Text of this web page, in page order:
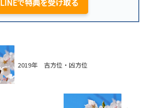
LINEで特典を受け取る
2019年 吉方位・凶方位